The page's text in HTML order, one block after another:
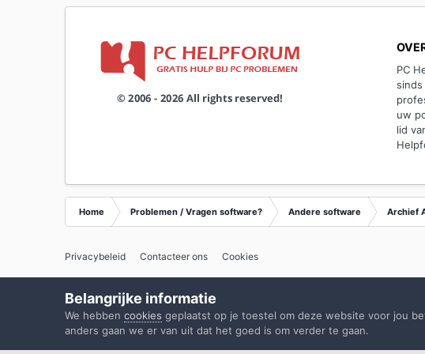
PC
uw
lid
Home Problemen / Vragen software? Andere software Archief
Privacybeleid Contacteer ons Cookies
Belangrijke informatie
We hebbencookies geplaatst op je toestel om deze website voor jou
anders gaan we er van uit dat het goed is om verder te gaan.